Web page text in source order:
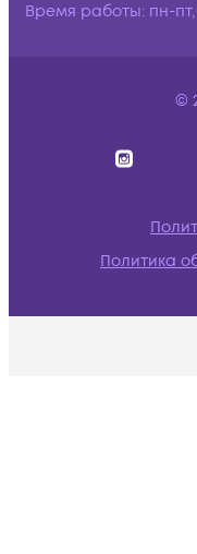
Время работы: пн-
©
Политика